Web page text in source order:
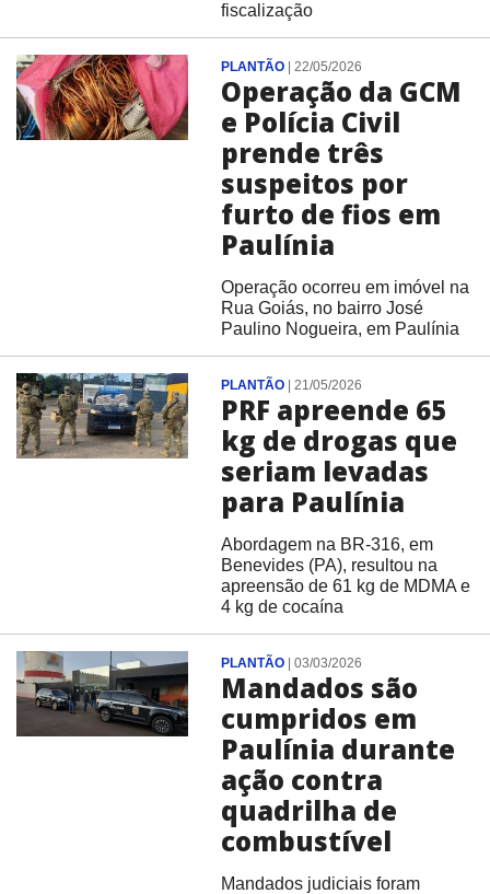
fiscalização
PLANTÃO| 22/05/2026
Operação da GCM
e Polícia Civil
prende três
suspeitos por
furto de fios em
Paulínia
Operação ocorreu em imóvel na
Rua Goiás, no bairro José
Paulino Nogueira, em Paulínia
PLANTÃO| 21/05/2026
PRF apreende 65
kg de drogas que
seriam levadas
para Paulínia
Abordagem na BR-316, em
Benevides (PA), resultou na
apreensão de 61 kg de MDMA e
4 kg de cocaína
PLANTÃO| 03/03/2026
Mandados são
cumpridos em
Paulínia durante
ação contra
quadrilha de
combustível
Mandados judiciais foram